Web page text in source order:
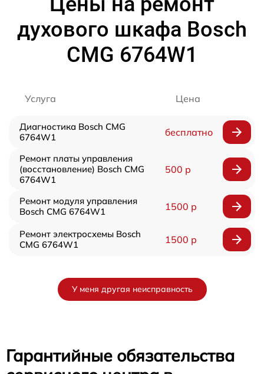
духового шкафа Bosch
CMG 6764W1
Услуга Цена
Диагностика Bosch CMG
6764W1
бесплатно
Ремонт платы управления
(восстановление) Bosch CMG
6764W1
500 р
Ремонт модуля управления
Bosch CMG 6764W1
1500 р
Ремонт электросхемы Bosch
CMG 6764W1
1500 р
У меня другая неисправность
Гарантийные обязательства